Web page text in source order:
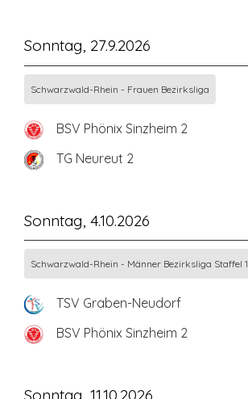
Sonntag, 27.9.2026
Schwarzwald-Rhein - Frauen Bezirksliga
BSV Phönix Sinzheim 2
TG Neureut 2
Sonntag, 4.10.2026
Schwarzwald-Rhein - Männer Bezirksliga Staffel 1
TSV Graben-Neudorf
BSV Phönix Sinzheim 2
Sonntag, 11.10.2026